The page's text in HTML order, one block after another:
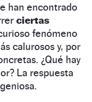
han encontrado
ciertas
fenómeno
calurosos y, por
¿Qué hay
La respuesta